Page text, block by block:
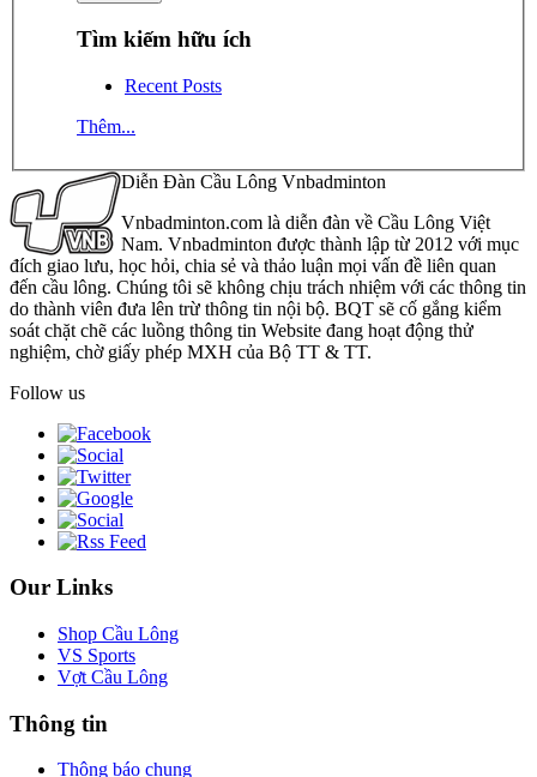
Tìm kiếm hữu ích
Recent Posts
Thêm...
Diễn Đàn Cầu Lông Vnbadminton
Vnbadminton.com là diễn đàn về Cầu Lông Việt
Nam. Vnbadminton được thành lập từ 2012 với mục
đích giao lưu, học hỏi, chia sẻ và thảo luận mọi vấn đề liên quan
đến cầu lông. Chúng tôi sẽ không chịu trách nhiệm với các thông tin
do thành viên đưa lên trừ thông tin nội bộ. BQT sẽ cố gắng kiểm
soát chặt chẽ các luồng thông tin Website đang hoạt động thử
nghiệm, chờ giấy phép MXH của Bộ TT & TT.
Follow us
Our Links
Shop Cầu Lông
VS Sports
Vợt Cầu Lông
Thông tin
Thông báo chung